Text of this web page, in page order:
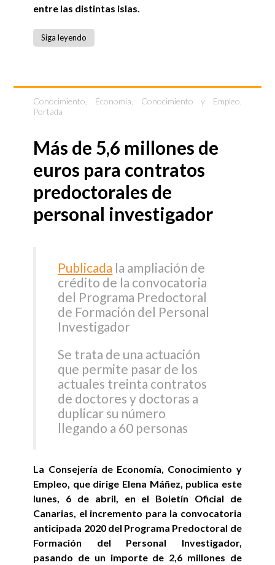
entre las distintas islas.
Siga leyendo
Conocimiento Economía, Conocimiento y Empleo
Portada
Más de 5,6 millones de
euros para contratos
predoctorales de
personal investigador
Publicada la ampliación de
crédito de la convocatoria
del Programa Predoctoral
de Formación del Personal
Investigador
Se trata de una actuación
que permite pasar de los
actuales treinta contratos
de doctores y doctoras a
duplicar su número
llegando a 60 personas
La Consejería de Economía, Conocimiento y
Empleo, que dirige Elena Máñez, publica este
lunes, 6 de abril, en el Boletín Oficial de
Canarias, el incremento para la convocatoria
anticipada 2020 del Programa Predoctoral de
Formación del Personal Investigador,
pasando de un importe de 2,6 millones de